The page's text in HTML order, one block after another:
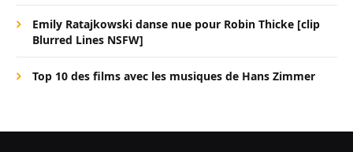
Emily Ratajkowski danse nue pour Robin Thicke [clip
Blurred Lines NSFW]
Top 10 des films avec les musiques de Hans Zimmer